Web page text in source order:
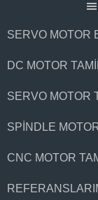
SERVO MOTOR
DC MOTOR
SERVO MOTOR
SPINDLE
CNC MOTOR